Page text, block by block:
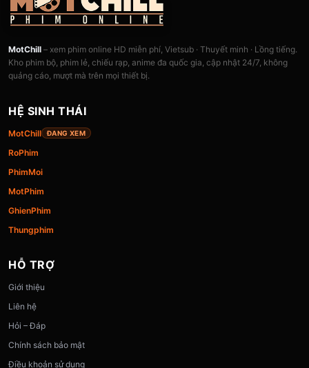
MotChill – xem phim online HD miễn phí, Vietsub · Thuyết minh · Lồng tiếng.
Kho phim bộ, phim lẻ, chiếu rạp, anime đa quốc gia, cập nhật 24/7, không
quảng cáo, mượt mà trên mọi thiết bị.
HỆ SINH THÁI
MotChill ĐANG XEM
RoPhim
PhimMoi
MotPhim
GhienPhim
Thungphim
HỖ TRỢ
Giới thiệu
Liên hệ
Hỏi – Đáp
Chính sách bảo mật
Điều khoản sử dụng